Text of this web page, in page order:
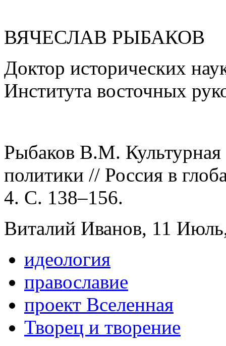
ВЯЧЕСЛАВ РЫБАКОВ
Доктор исторических
Института восточных
Рыбаков В.М. Культурная
политики // Россия в
4. С. 138–156.
Виталий Иванов, 11
идеология
православие
проект Вселенная
Творец и творение